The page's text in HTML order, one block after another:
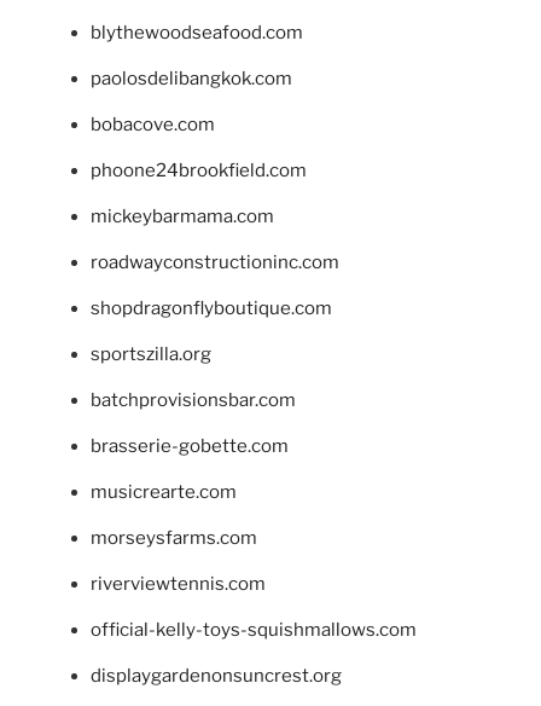
blythewoodseafood.com
paolosdelibangkok.com
bobacove.com
phoone24brookfield.com
mickeybarmama.com
roadwayconstructioninc.com
shopdragonflyboutique.com
sportszilla.org
batchprovisionsbar.com
brasserie-gobette.com
musicrearte.com
morseysfarms.com
riverviewtennis.com
official-kelly-toys-squishmallows.com
displaygardenonsuncrest.org